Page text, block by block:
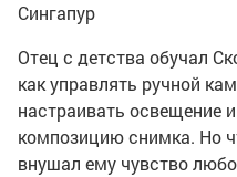
Сингапур
Отец с детства обучал
как управлять ручной
настраивать освещение
композицию снимка. Но
внушал ему чувство